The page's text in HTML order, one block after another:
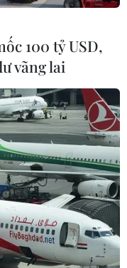
Đặng Hồng Quân thực
nhà thơ
100 tỷ USD,
vãng lai